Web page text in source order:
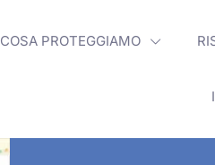
COSA PROTEGGIAMO